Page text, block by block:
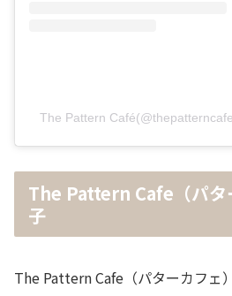
The Pattern
The Pattern Cafe（パタ
子
The Pattern Cafe（パターカフェ